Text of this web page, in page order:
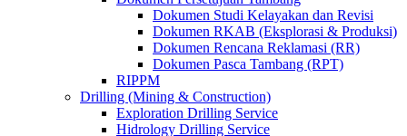
Dokumen Studi Kelayakan dan Revisi
Dokumen RKAB (Eksplorasi & Produksi)
Dokumen Rencana Reklamasi (RR)
Dokumen Pasca Tambang (RPT)
RIPPM
Drilling (Mining & Construction)
Exploration Drilling Service
Hidrology Drilling Service